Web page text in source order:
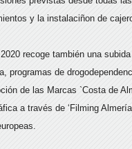
y la instalaciñon de
recoge también una
programas de
de las Marcas `Costa de
a través de ‘Filming